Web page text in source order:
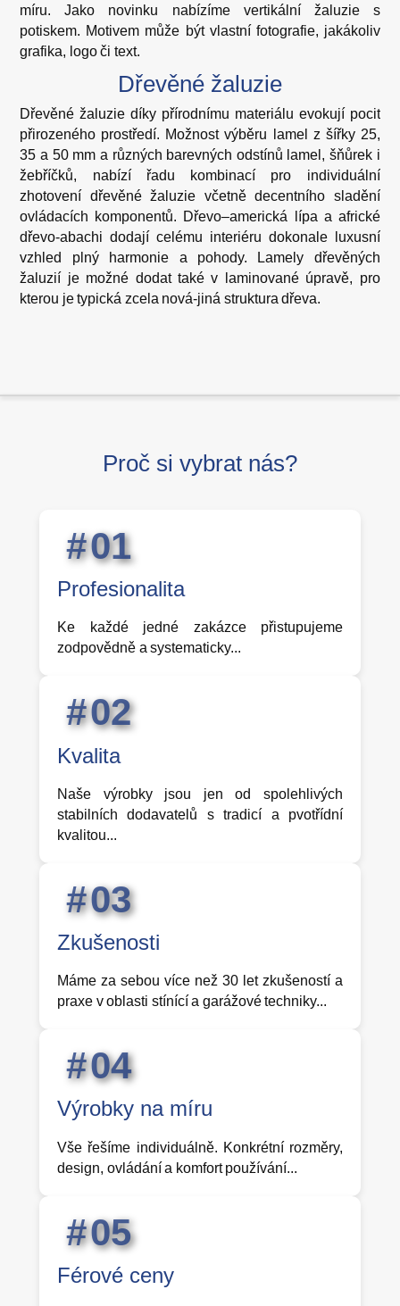
míru. Jako novinku nabízíme vertikální žaluzie s
potiskem. Motivem může být vlastní fotografie, jakákoliv
grafika, logo či text.
Dřevěné žaluzie
Dřevěné žaluzie díky přírodnímu materiálu evokují pocit
přirozeného prostředí. Možnost výběru lamel z šířky 25,
35 a 50 mm a různých barevných odstínů lamel, šňůrek i
žebříčků, nabízí řadu kombinací pro individuální
zhotovení dřevěné žaluzie včetně decentního sladění
ovládacích komponentů. Dřevo–americká lípa a africké
dřevo-abachi dodají celému interiéru dokonale luxusní
vzhled plný harmonie a pohody. Lamely dřevěných
žaluzií je možné dodat také v laminované úpravě, pro
kterou je typická zcela nová-jiná struktura dřeva.
Proč si vybrat nás?
01
Profesionalita
Ke každé jedné zakázce přistupujeme
zodpovědně a systematicky...
02
Kvalita
Naše výrobky jsou jen od spolehlivých
stabilních dodavatelů s tradicí a pvotřídní
kvalitou...
03
Zkušenosti
Máme za sebou více než 30 let zkušeností a
praxe v oblasti stínící a garážové techniky...
04
Výrobky na míru
Vše řešíme individuálně. Konkrétní rozměry,
design, ovládání a komfort používání...
05
Férové ceny